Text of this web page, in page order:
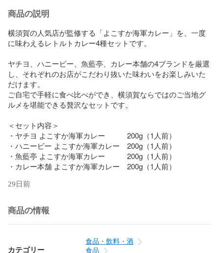
商品の説明
横須賀の人気店が監修する「よこすか海軍カレー」を、一度
に味わえるレトルトカレー4種セットです。
ヤチヨ、ハニービー、魚藍亭、カレー本舗の4ブランドを厳選
し、それぞれのお店がこだわり抜いた味わいをお楽しみいた
だけます。
ご自宅で手軽に食べ比べができ、横須賀ならではのご当地グ
ルメを堪能できる贅沢なセットです。
＜セット内容＞
・ヤチヨ よこすか海軍カレー　　　200g（1人前）
・ハニービー よこすか海軍カレー　200g（1人前）
・魚藍亭 よこすか海軍カレー　　　200g（1人前）
・カレー本舗 よこすか海軍カレー　200g（1人前）
29日前
商品の情報
カテゴリー
食品・飲料・酒
食品